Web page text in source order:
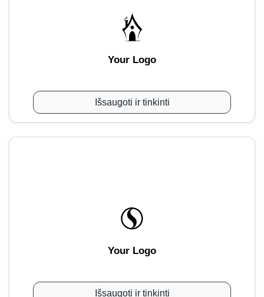
Your Logo
Išsaugoti ir tinkinti
Your Logo
Išsaugoti ir tinkinti